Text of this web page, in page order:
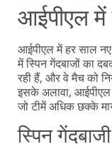
आईपीएल
आईपीएल में हर साल
में स्पिन गेंदबाजों का
रही हैं, और वे मैच को
इसके अलावा, आईपीएल
जो टीमें अधिक छक्के
स्पिन